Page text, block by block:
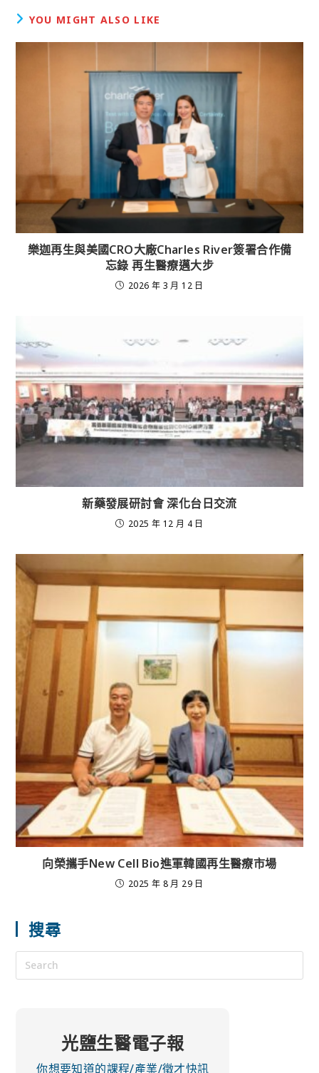
YOU MIGHT ALSO LIKE
樂迦再生與美國CRO大廠Charles River簽署合作備
忘錄 再生醫療邁大步
2026 年 3 月 12 日
新藥發展研討會 深化台日交流
2025 年 12 月 4 日
向榮攜手New Cell Bio進軍韓國再生醫療市場
2025 年 8 月 29 日
搜尋
光鹽生醫電子報
你想要知道的課程/產業/徵才快訊